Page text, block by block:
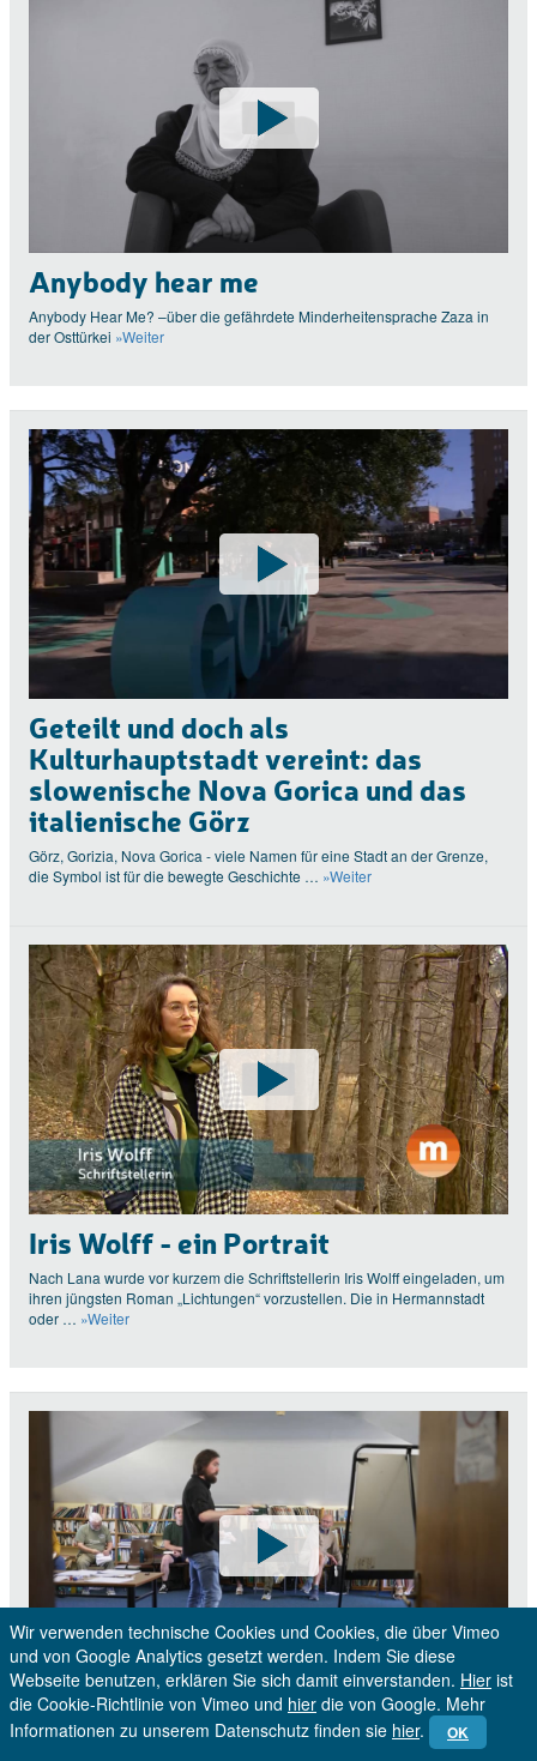
Anybody hear me
Anybody Hear Me? –über die gefährdete Minderheitensprache Zaza in
der Osttürkei »Weiter
Geteilt und doch als
Kulturhauptstadt vereint: das
slowenische Nova Gorica und das
italienische Görz
Görz, Gorizia, Nova Gorica - viele Namen für eine Stadt an der Grenze,
die Symbol ist für die bewegte Geschichte … »Weiter
Iris Wolff - ein Portrait
Nach Lana wurde vor kurzem die Schriftstellerin Iris Wolff eingeladen, um
ihren jüngsten Roman „Lichtungen“ vorzustellen. Die in Hermannstadt
oder … »Weiter
Die gälische Sprache: auf
Spurensuche in Irland
Wir verwenden technische Cookies und Cookies, die über Vimeo
und von Google Analytics gesetzt werden. Indem Sie diese
Webseite benutzen, erklären Sie sich damit einverstanden. Hier ist
die Cookie-Richtlinie von Vimeo und hier die von Google. Mehr
Informationen zu unserem Datenschutz finden sie hier. OK